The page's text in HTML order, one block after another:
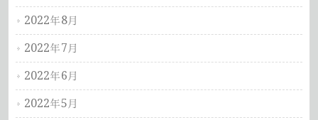
2022年8月
2022年7月
2022年6月
2022年5月